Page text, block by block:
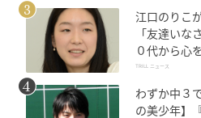
江口のりこ
「友達いな
０代から心
芸人】とは？
TRILL ニュース
わずか中３
の美少年】